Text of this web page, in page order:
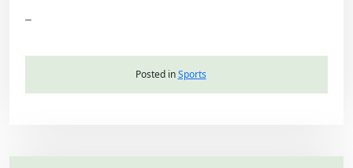
–
Posted inSports